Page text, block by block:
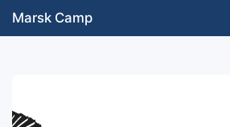
Marsk Camp